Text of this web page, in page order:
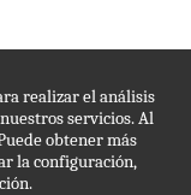
realizar el análisis
servicios. Al
obtener más
la configuración,